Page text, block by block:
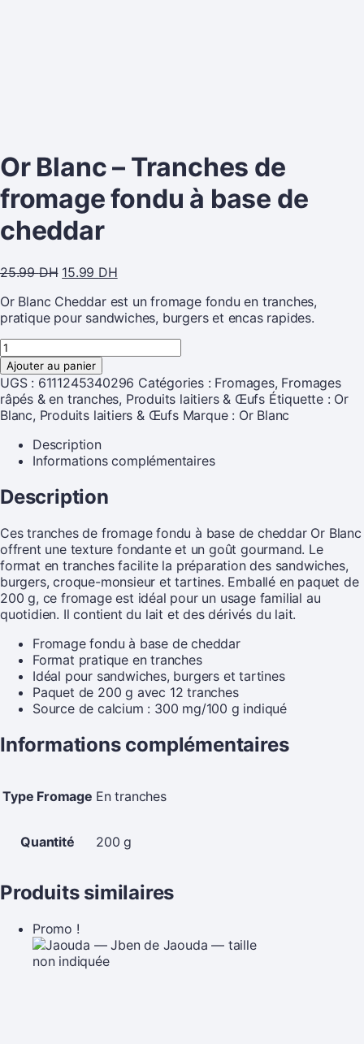
Or Blanc – Tranches de
fromage fondu à base de
cheddar
25.99DH 15.99 DH
Or Blanc Cheddar est un fromage fondu en tranches,
pratique pour sandwiches, burgers et encas rapides.
Ajouter au panier
UGS : 6111245340296 Catégories : Fromages, Fromages
râpés & en tranches, Produits laitiers & Œufs Étiquette : Or
Blanc, Produits laitiers & Œufs Marque : Or Blanc
Description
Informations complémentaires
Description
Ces tranches de fromage fondu à base de cheddar Or Blanc
offrent une texture fondante et un goût gourmand. Le
format en tranches facilite la préparation des sandwiches,
burgers, croque-monsieur et tartines. Emballé en paquet de
200 g, ce fromage est idéal pour un usage familial au
quotidien. Il contient du lait et des dérivés du lait.
Fromage fondu à base de cheddar
Format pratique en tranches
Idéal pour sandwiches, burgers et tartines
Paquet de 200 g avec 12 tranches
Source de calcium : 300 mg/100 g indiqué
Informations complémentaires
Type Fromage En tranches
Quantité 200 g
Produits similaires
Promo !